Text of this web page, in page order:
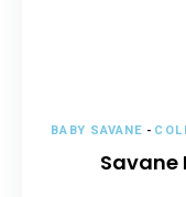
BABY SAVANE -
Savane